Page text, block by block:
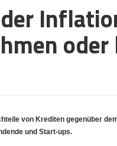
von Krediten gegenüber
und Start-ups.